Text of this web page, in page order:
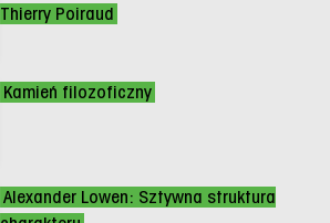
Thierry Poiraud
Kamień filozoficzny
Alexander Lowen: Sztywna struktura